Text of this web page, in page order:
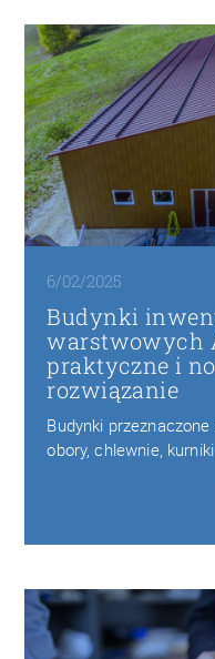
6/02/2025
Budynki
warstwowych
praktyczne i
rozwiązanie
Budynki
obory, chlewnie,